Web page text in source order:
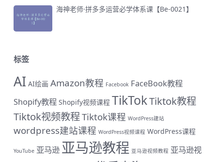
海神老师·拼多多运营必学体系课【Be-0021】
标签
AI AI绘画 Amazon教程 Facebook FaceBook教程
Shopify教程 Shopify视频课程 TikTokTiktok教程
Tiktok视频教程Tiktok课程 WordPress建站
wordpress建站课程 WordPress视频课程 WordPress课程
YouTube 亚马逊 亚马逊教程 亚马逊视频教程 亚马逊视